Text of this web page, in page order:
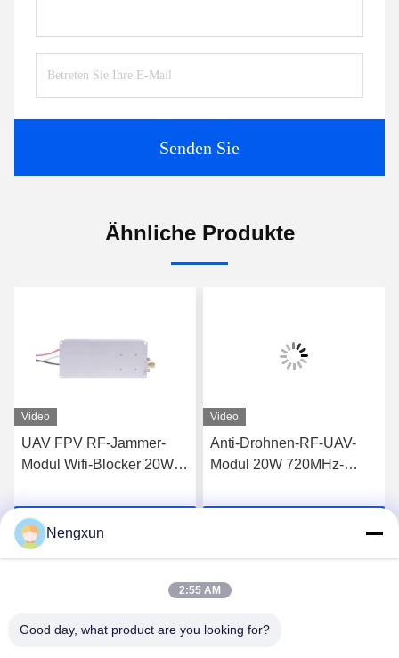
Senden Sie
Ähnliche Produkte
Video
UAV FPV RF-Jammer-
Modul Wifi-Blocker 20W
Plaudern Sie Jetzt
Video
Anti-Drohnen-RF-UAV-
Modul 20W 720MHz-
Drohne Wifi Bluetooth-
Nengxun
2:55 AM
Good day, what product are you looking for?